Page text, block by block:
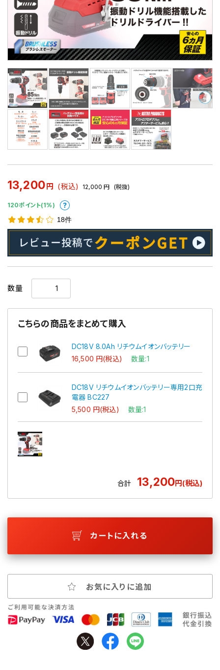
13,200 円 (税込) 12,000 円 (税抜)
120ポイント(1%)
18件
数量
こちらの商品をまとめて購入
DC18V 8.0Ah リチウムイオンバッテリー
16,500 円(税込)数量:1
DC18V リチウムイオンバッテリー専用2口充
電器 BC227
5,500 円(税込) 数量:1
合計 13,200円(税込)
カートに入れる
お気に入りに追加